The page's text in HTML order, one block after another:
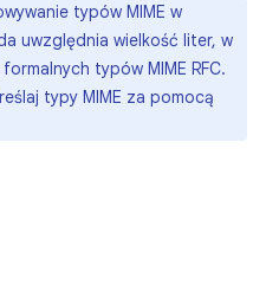
typów MIME w
uwzględnia wielkość liter, w
typów MIME RFC.
typy MIME za pomocą